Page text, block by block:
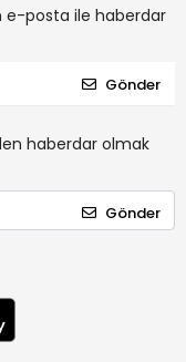
e-posta ile haberdar
Gönder
haberdar olmak
Gönder